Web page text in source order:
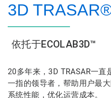
3D
依托于ECOLAB3D™
20多年来，3D TRASAR一直
一指的领导者，帮助用户最
系统性能，优化运营成本。